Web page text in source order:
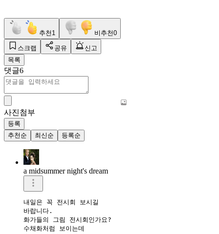
추천 1 비추천0
스크랩 공유
신고
목록
댓글6
사진첨부
등록
추천순
최신순 등록순
a midsummer night's dream
내일은 꼭 전시회 보시길
바랍니다.
화가들의 그림 전시회인가요?
수채화처럼 보이는데